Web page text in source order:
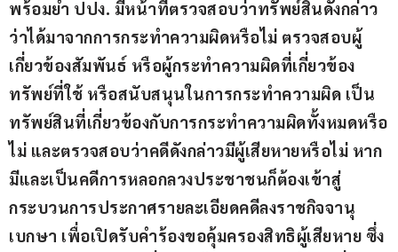
พร้อมย้ำ ปปง. มีหน้าที่ตรวจสอบว่าทรัพย์สินดังกล่าว
ว่าได้มาจากการกระทำความผิดหรือไม่ ตรวจสอบผู้
เกี่ยวข้องสัมพันธ์ หรือผู้กระทำความผิดที่เกี่ยวข้อง
ทรัพย์ที่ใช้ หรือสนับสนุนในการกระทำความผิด เป็น
ทรัพย์สินที่เกี่ยวข้องกับการกระทำความผิดทั้งหมดหรือ
ไม่ และตรวจสอบว่าคดีดังกล่าวมีผู้เสียหายหรือไม่ หาก
มีและเป็นคดีการหลอกลวงประชาชนก็ต้องเข้าสู่
กระบวนการประกาศรายละเอียดคดีลงราชกิจจานุ
เบกษา เพื่อเปิดรับคำร้องขอคุ้มครองสิทธิผู้เสียหาย ซึ่ง